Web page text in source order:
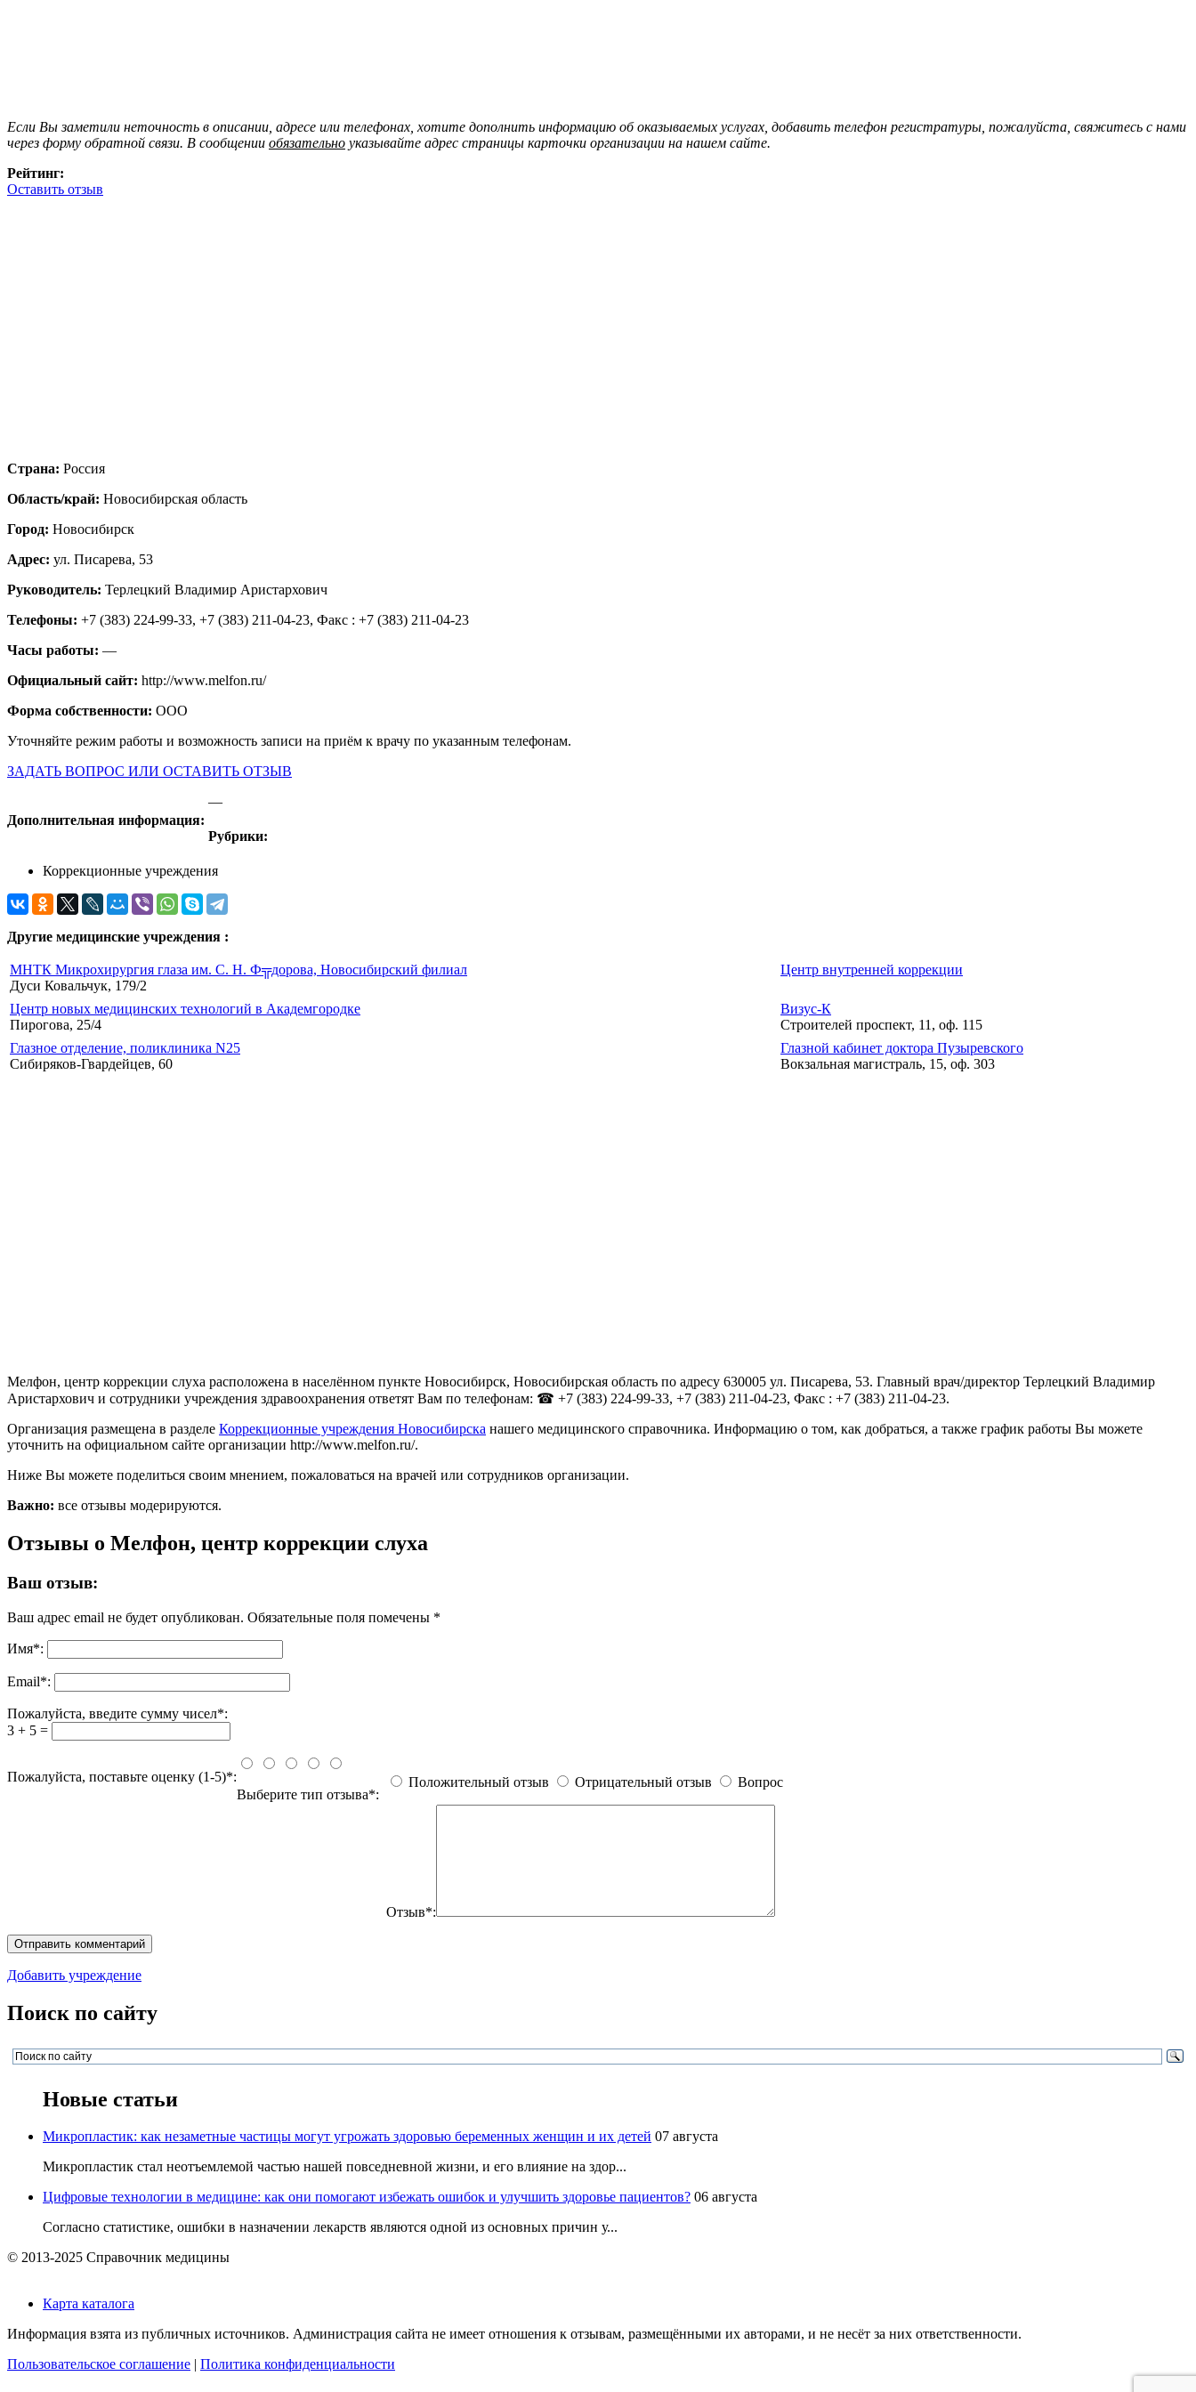
Если Вы заметили неточность в описании, адресе или телефонах, хотите дополнить информацию об оказываемых услугах, добавить телефон регистратуры, пожалуйста, свяжитесь с нами
через форму обратной связи. В сообщении обязательно указывайте адрес страницы карточки организации на нашем сайте.
Рейтинг:
Оставить отзыв
Страна: Россия
Область/край: Новосибирская область
Город: Новосибирск
Адрес: ул. Писарева, 53
Руководитель: Терлецкий Владимир Аристархович
Телефоны: +7 (383) 224-99-33, +7 (383) 211-04-23, Факс : +7 (383) 211-04-23
Часы работы: —
Официальный сайт: http://www.melfon.ru/
Форма собственности: ООО
Уточняйте режим работы и возможность записи на приём к врачу по указанным телефонам.
ЗАДАТЬ ВОПРОС ИЛИ ОСТАВИТЬ ОТЗЫВ
Дополнительная информация:
—
Рубрики:
Коррекционные учреждения
Другие медицинские учреждения :
МНТК Микрохирургия глаза им. С. Н. Ф╦дорова, Новосибирский филиал
Дуси Ковальчук, 179/2
Центр внутренней коррекции
Центр новых медицинских технологий в Академгородке
Пирогова, 25/4
Визус-К
Строителей проспект, 11, оф. 115
Глазное отделение, поликлиника N25
Сибиряков-Гвардейцев, 60
Глазной кабинет доктора Пузыревского
Вокзальная магистраль, 15, оф. 303
Мелфон, центр коррекции слуха расположена в населённом пункте Новосибирск, Новосибирская область по адресу 630005 ул. Писарева, 53. Главный врач/директор Терлецкий Владимир
Аристархович и сотрудники учреждения здравоохранения ответят Вам по телефонам: ☎ +7 (383) 224-99-33, +7 (383) 211-04-23, Факс : +7 (383) 211-04-23.
Организация размещена в разделе Коррекционные учреждения Новосибирска нашего медицинского справочника. Информацию о том, как добраться, а также график работы Вы можете
уточнить на официальном сайте организации http://www.melfon.ru/.
Ниже Вы можете поделиться своим мнением, пожаловаться на врачей или сотрудников организации.
Важно: все отзывы модерируются.
Отзывы о Мелфон, центр коррекции слуха
Ваш отзыв:
Ваш адрес email не будет опубликован. Обязательные поля помечены *
Имя*:
Email*:
Пожалуйста, введите сумму чисел*:
3 + 5 =
Пожалуйста, поставьте оценку (1-5)*:
Выберите тип отзыва*:
Положительный отзыв Отрицательный отзыв Вопрос
Отзыв*:
Добавить учреждение
Поиск по сайту
Новые статьи
Микропластик: как незаметные частицы могут угрожать здоровью беременных женщин и их детей 07 августа
Микропластик стал неотъемлемой частью нашей повседневной жизни, и его влияние на здор...
Цифровые технологии в медицине: как они помогают избежать ошибок и улучшить здоровье пациентов? 06 августа
Согласно статистике, ошибки в назначении лекарств являются одной из основных причин у...
© 2013-2025 Справочник медицины
Карта каталога
Информация взята из публичных источников. Администрация сайта не имеет отношения к отзывам, размещёнными их авторами, и не несёт за них ответственности.
Пользовательское соглашение
Политика конфиденциальности